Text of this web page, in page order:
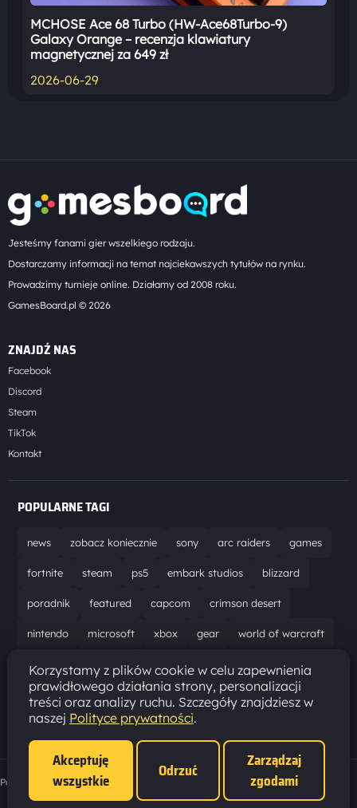
MCHOSE Ace 68 Turbo (HW-Ace68Turbo-9)
Galaxy Orange – recenzja klawiatury
magnetycznej za 649 zł
2026-06-29
Jesteśmy fanami gier wszelkiego rodzaju.
Dostarczamy informacji na temat najciekawszych tytułów na rynku.
Prowadzimy turnieje online. Działamy od 2008 roku.
GamesBoard.pl © 2026
ZNAJDŹ NAS
Facebook
Discord
Steam
TikTok
Kontakt
POPULARNE TAGI
news zobacz koniecznie sony arc raiders games
fortnite steam ps5 embark studios blizzard
poradnik featured capcom crimson desert
nintendo microsoft xbox gear world of warcraft
solucja marathon ubisoft bungie recenzja
resident evil requiem gaming aktualizacja pc
epic games hytale
Polityka prywatności ·
Korzystamy z plików cookie w celu zapewnienia
prawidłowego działania strony, personalizacji
treści oraz analizy ruchu. Szczegóły znajdziesz w
naszej Polityce prywatności.
Akceptuję
wszystkie
Odrzuć
Zarządzaj
zgodami